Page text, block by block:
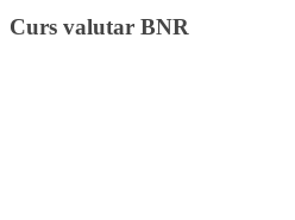
Curs valutar BNR